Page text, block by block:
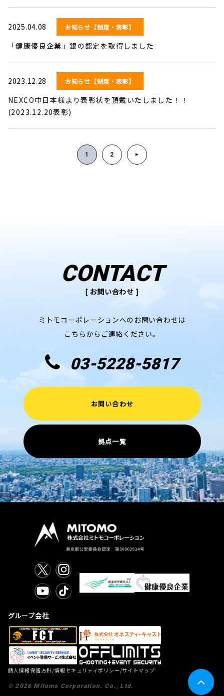
2025.04.08 お知らせ【制度・表彰】
「健康優良企業」銀の認定を取得しました
2023.12.28 お知らせ【制度・表彰】
NEXCO中日本様より表彰状を頂戴いたしました！！
(2023.12.20表彰)
1 2
CONTACT
[ お問い合わせ ]
ミトモコーポレーションへのお問い合わせは
こちらからご連絡ください。
03-5228-5817
お問い合わせ
拠点一覧
グループ会社
個人情報保護方針/情報セキュリティポリシー /サイトマップ
© 2026 Mitomo Corporation. Co., Ltd.